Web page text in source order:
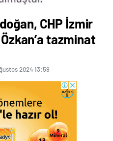
CHP İzmir
tazminat
2024 13:59